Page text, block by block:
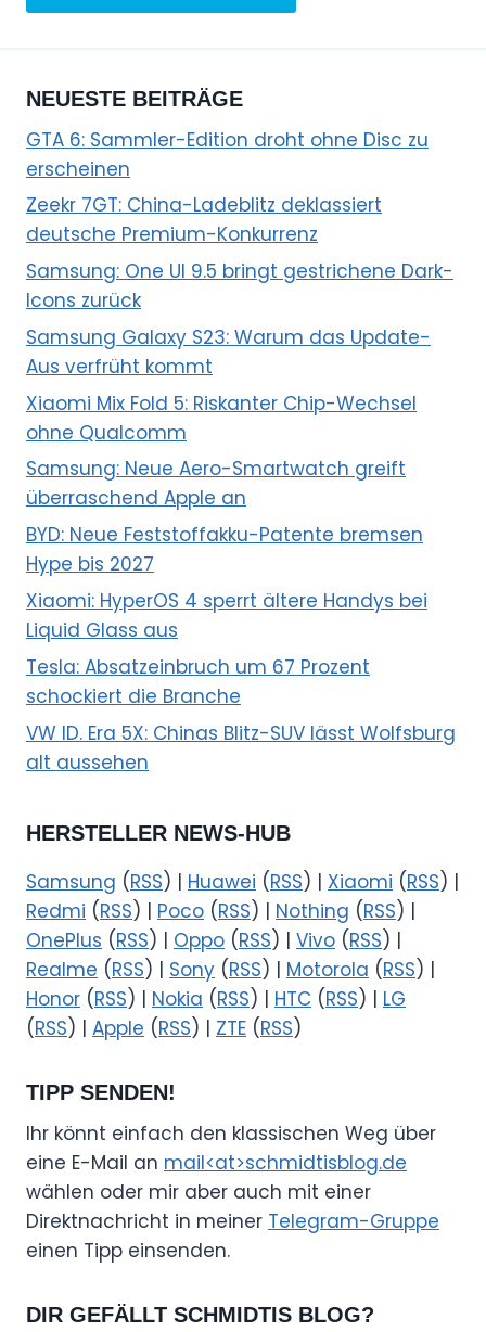
NEUESTE BEITRÄGE
GTA 6: Sammler-Edition droht ohne Disc zu
erscheinen
Zeekr 7GT: China-Ladeblitz deklassiert
deutsche Premium-Konkurrenz
Samsung: One UI 9.5 bringt gestrichene Dark-
Icons zurück
Samsung Galaxy S23: Warum das Update-
Aus verfrüht kommt
Xiaomi Mix Fold 5: Riskanter Chip-Wechsel
ohne Qualcomm
Samsung: Neue Aero-Smartwatch greift
überraschend Apple an
BYD: Neue Feststoffakku-Patente bremsen
Hype bis 2027
Xiaomi: HyperOS 4 sperrt ältere Handys bei
Liquid Glass aus
Tesla: Absatzeinbruch um 67 Prozent
schockiert die Branche
VW ID. Era 5X: Chinas Blitz-SUV lässt Wolfsburg
alt aussehen
HERSTELLER NEWS-HUB
Samsung (RSS) | Huawei (RSS) | Xiaomi (RSS) |
Redmi (RSS) | Poco (RSS) | Nothing (RSS) |
OnePlus (RSS) | Oppo (RSS) | Vivo (RSS) |
Realme (RSS) | Sony (RSS) | Motorola (RSS) |
Honor (RSS) | Nokia (RSS) | HTC (RSS) | LG
(RSS) | Apple (RSS) | ZTE (RSS)
TIPP SENDEN!
Ihr könnt einfach den klassischen Weg über
eine E-Mail an mail<at>schmidtisblog.de
wählen oder mir aber auch mit einer
Direktnachricht in meiner Telegram-Gruppe
einen Tipp einsenden.
DIR GEFÄLLT SCHMIDTIS BLOG?